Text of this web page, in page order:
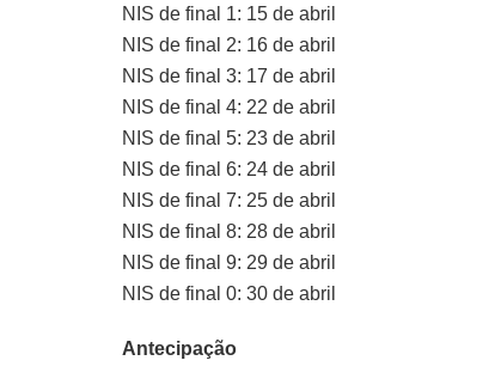
NIS de final 1: 15 de abril
NIS de final 2: 16 de abril
NIS de final 3: 17 de abril
NIS de final 4: 22 de abril
NIS de final 5: 23 de abril
NIS de final 6: 24 de abril
NIS de final 7: 25 de abril
NIS de final 8: 28 de abril
NIS de final 9: 29 de abril
NIS de final 0: 30 de abril
Antecipação